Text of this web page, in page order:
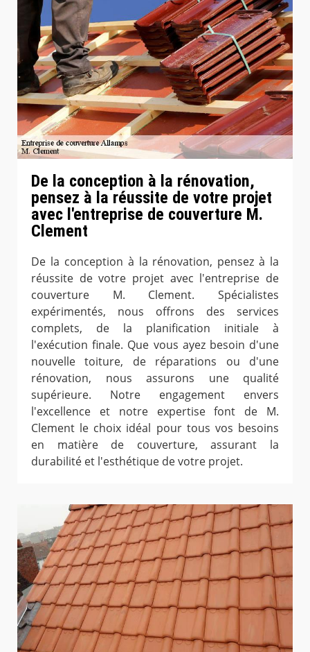
De la conception à la rénovation,
pensez à la réussite de votre projet
avec l'entreprise de couverture M.
Clement
De la conception à la rénovation, pensez à la
réussite de votre projet avec l'entreprise de
couverture M. Clement. Spécialistes
expérimentés, nous offrons des services
complets, de la planification initiale à
l'exécution finale. Que vous ayez besoin d'une
nouvelle toiture, de réparations ou d'une
rénovation, nous assurons une qualité
supérieure. Notre engagement envers
l'excellence et notre expertise font de M.
Clement le choix idéal pour tous vos besoins
en matière de couverture, assurant la
durabilité et l'esthétique de votre projet.